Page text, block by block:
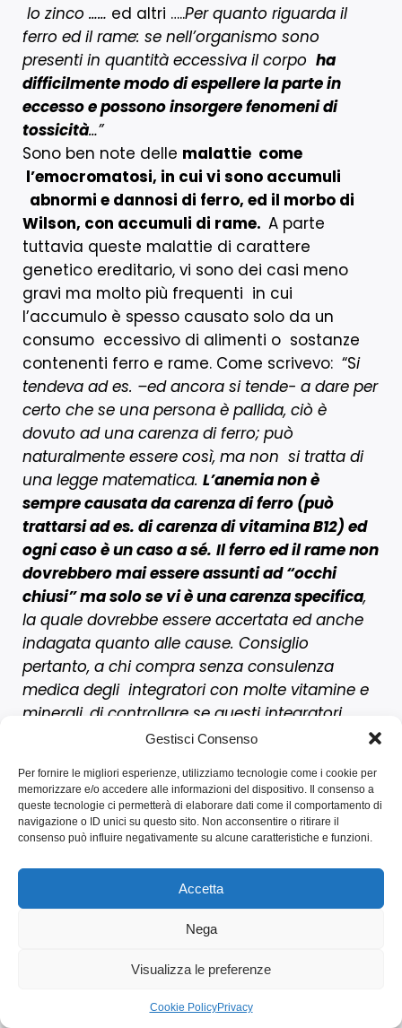
Gestisci Consenso
Per fornire le migliori esperienze, utilizziamo tecnologie come i cookie per
memorizzare e/o accedere alle informazioni del dispositivo. Il consenso a
queste tecnologie ci permetterà di elaborare dati come il comportamento di
navigazione o ID unici su questo sito. Non acconsentire o ritirare il
consenso può influire negativamente su alcune caratteristiche e funzioni.
Accetta
Nega
Visualizza le preferenze
Cookie PolicyPrivacy
lo zinco …… ed altri …..Per quanto riguarda il
ferro ed il rame: se nell’organismo sono
presenti in quantità eccessiva il corpo ha
difficilmente modo di espellere la parte in
eccesso e possono insorgere fenomeni di
tossicità…”
Sono ben note delle malattie come
l’emocromatosi, in cui vi sono accumuli
abnormi e dannosi di ferro, ed il morbo di
Wilson, con accumuli di rame. A parte
tuttavia queste malattie di carattere
genetico ereditario, vi sono dei casi meno
gravi ma molto più frequenti in cui
l’accumulo è spesso causato solo da un
consumo eccessivo di alimenti o sostanze
contenenti ferro e rame. Come scrivevo: “Si
tendeva ad es. –ed ancora si tende- a dare per
certo che se una persona è pallida, ciò è
dovuto ad una carenza di ferro; può
naturalmente essere così, ma non si tratta di
una legge matematica. L’anemia non è
sempre causata da carenza di ferro (può
trattarsi ad es. di carenza di vitamina B12) ed
ogni caso è un caso a sé. Il ferro ed il rame non
dovrebbero mai essere assunti ad “occhi
chiusi” ma solo se vi è una carenza specifica,
la quale dovrebbe essere accertata ed anche
indagata quanto alle cause. Consiglio
pertanto, a chi compra senza consulenza
medica degli integratori con molte vitamine e
minerali, di controllare se questi integratori
contengano anche ferro e rame, sostanze che
carenza; in caso contrario possono infatti fare
più male che bene.In particolare in relazione
al ferro, nella nostra società opulenta in cui si
particolare gli uomini, e le donne dopo la
menopausa, che non siano vegetariani,
da un eccesso di ferro; alcuni ipotizzano anche
menopausa soffrono di disturbi